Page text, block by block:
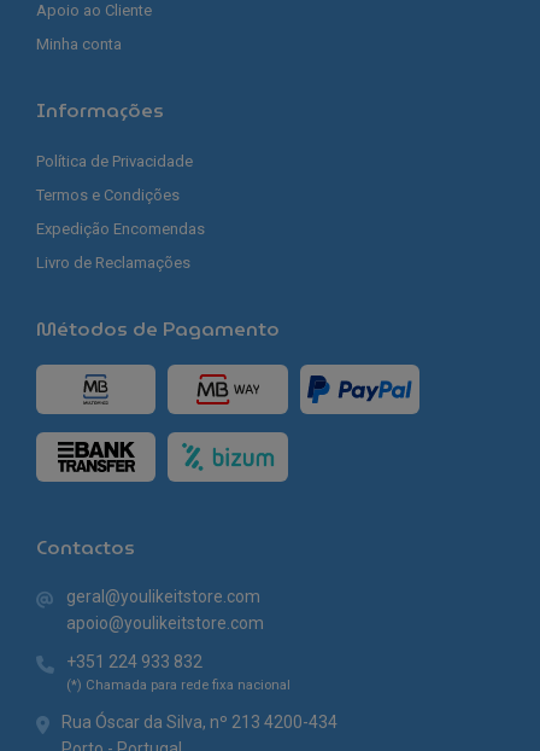
Apoio ao Cliente
Minha conta
Informações
Política de Privacidade
Termos e Condições
Expedição Encomendas
Livro de Reclamações
Métodos de Pagamento
Contactos
geral@youlikeitstore.com
apoio@youlikeitstore.com
+351 224 933 832
(*) Chamada para rede fixa nacional
Rua Óscar da Silva, nº 213 4200-434